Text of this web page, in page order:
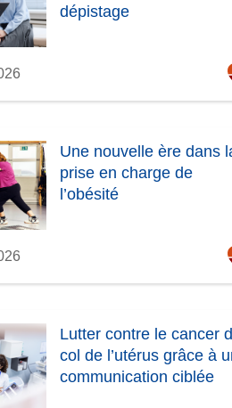
dépistage
Une nouvelle ère dans
prise en charge de
l’obésité
Lutter contre le cancer
col de l’utérus grâce à
communication ciblée